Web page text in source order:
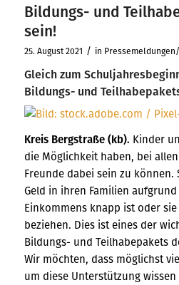
Bildungs- und
sein!
25. August 2021 / in
Gleich zum
Bildungs- und
Kreis Bergstraße (kb). Kinder
die Möglichkeit haben, bei
Freunde dabei sein zu können.
Geld in ihren Familien
Einkommens knapp ist oder
beziehen. Dies ist eines der
Bildungs- und Teilhabepakets
Wir möchten, dass möglichst
um diese Unterstützung